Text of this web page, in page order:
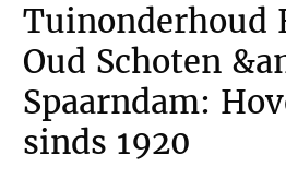
Tuinonderhoud
Oud Schoten
Spaarndam:
sinds 1920